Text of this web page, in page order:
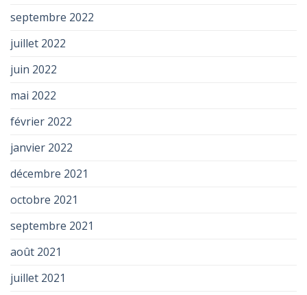
septembre 2022
juillet 2022
juin 2022
mai 2022
février 2022
janvier 2022
décembre 2021
octobre 2021
septembre 2021
août 2021
juillet 2021